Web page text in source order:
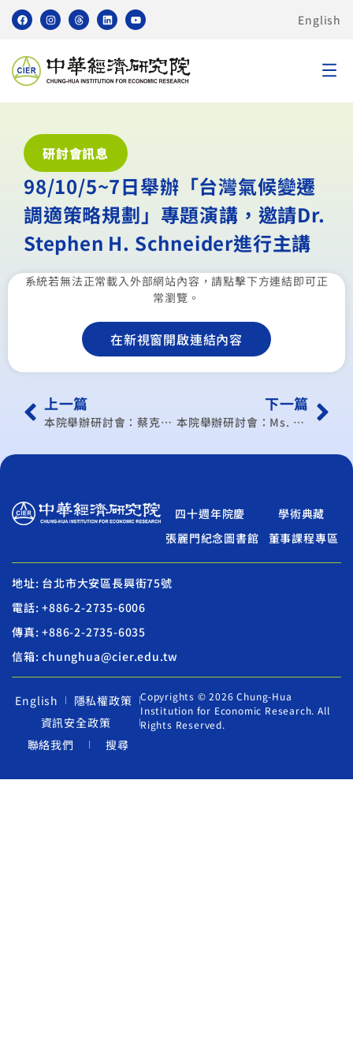
English
研討會訊息
98/10/5~7日舉辦「台灣氣候變遷
調適策略規劃」專題演講，邀請Dr.
Stephen H. Schneider進行主講
系統若無法正常載入外部網站內容，請點擊下方連結即可正
常瀏覽。
在新視窗開啟連結內容
上一篇
本院舉辦研討會：蔡克副教授- 貿易赤字的經濟理論
下一篇
本院舉辦研討會：Ms. Marguerite Gong Hancock- Silicon Valley Goes Green: New Trends and Prospects
四十週年院慶
學術典藏
張麗門紀念圖書館
董事課程專區
地址: 台北市大安區長興街75號
電話: +886-2-2735-6006
傳真: +886-2-2735-6035
信箱: chunghua@cier.edu.tw
English
隱私權政策
資訊安全政策
聯絡我們
搜尋
Copyrights © 2026 Chung-Hua
Institution for Economic Research. All
Rights Reserved.